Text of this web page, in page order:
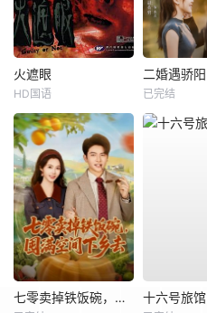
火遮眼
HD国语
二婚遇骄阳
已完结
七零卖掉铁饭碗，囤满空间下乡去 十六号旅馆